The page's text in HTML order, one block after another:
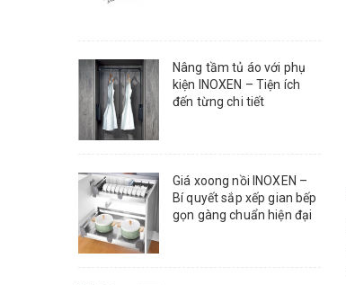
Nâng tầm tủ áo với phụ
kiện INOXEN – Tiện ích
đến từng chi tiết
Giá xoong nồi INOXEN –
Bí quyết sắp xếp gian bếp
gọn gàng chuẩn hiện đại